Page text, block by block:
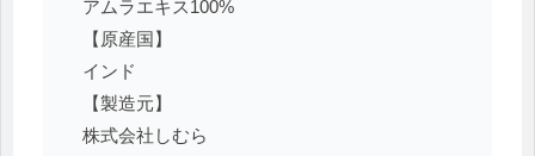
アムラエキス100%
【原産国】
インド
【製造元】
株式会社しむら